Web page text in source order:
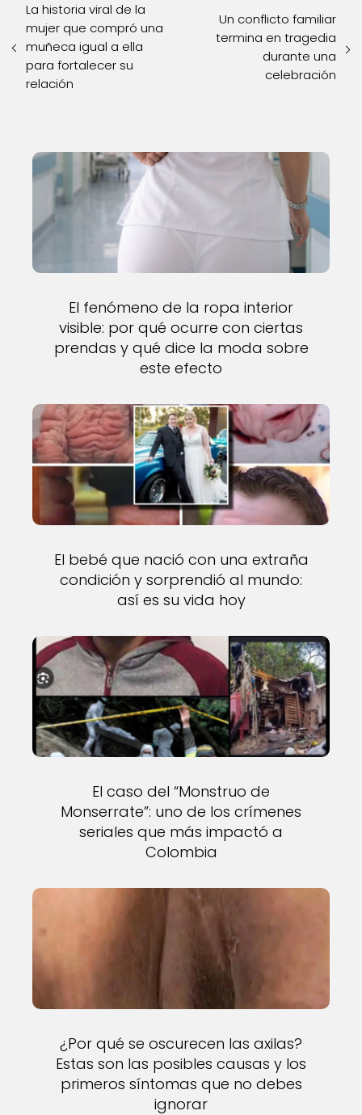
La historia viral de la
mujer que compró una
muñeca igual a ella
para fortalecer su
relación
Un conflicto familiar
termina en tragedia
durante una
celebración
El fenómeno de la ropa interior
visible: por qué ocurre con ciertas
prendas y qué dice la moda sobre
este efecto
El bebé que nació con una extraña
condición y sorprendió al mundo:
así es su vida hoy
El caso del “Monstruo de
Monserrate”: uno de los crímenes
seriales que más impactó a
Colombia
¿Por qué se oscurecen las axilas?
Estas son las posibles causas y los
primeros síntomas que no debes
ignorar